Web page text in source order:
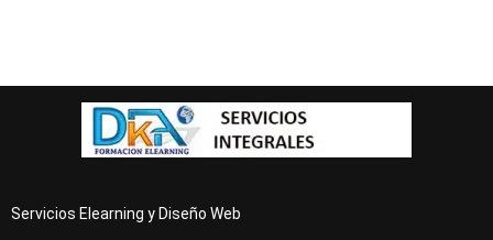
Servicios Elearning y Diseño Web